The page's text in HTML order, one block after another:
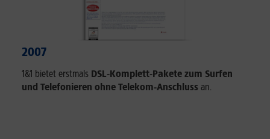
2007
1&1 bietet erstmals DSL-Komplett-Pakete zum Surfen
und Telefonieren ohne Telekom-Anschluss an.